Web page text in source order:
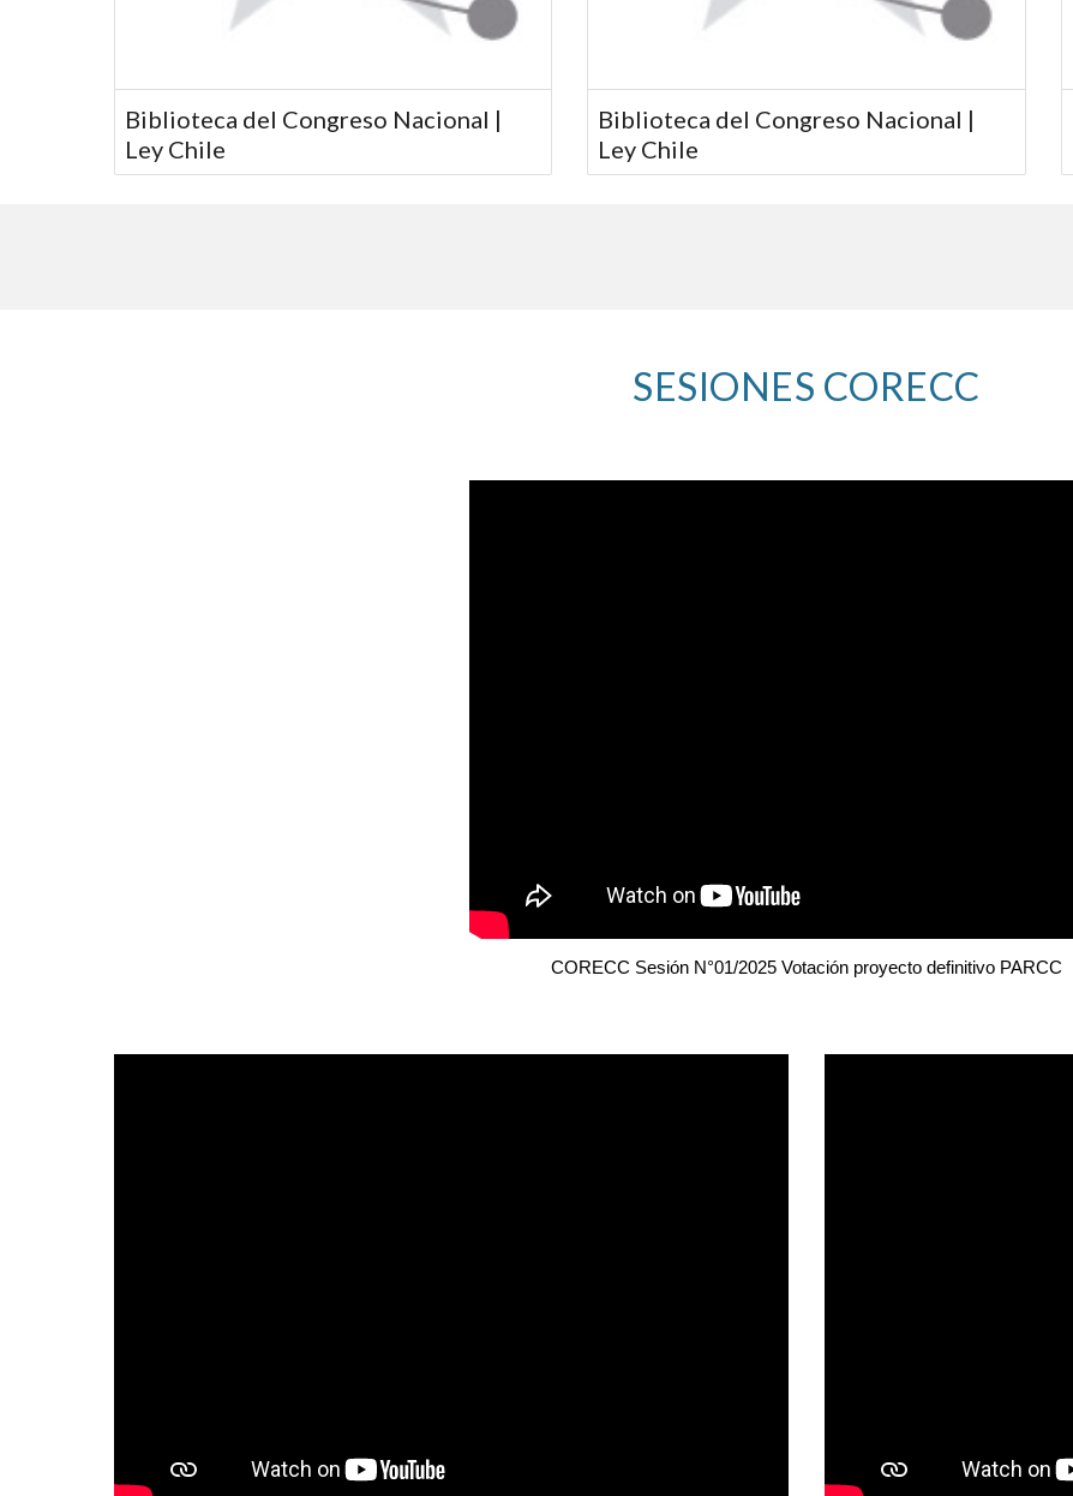
Biblioteca del Congreso Nacional |
Ley Chile
Biblioteca del Congreso Nacional |
Ley Chile
SESIONES CORECC
CORECC Sesión N°01/2025 Votación proyecto definitivo PARCC